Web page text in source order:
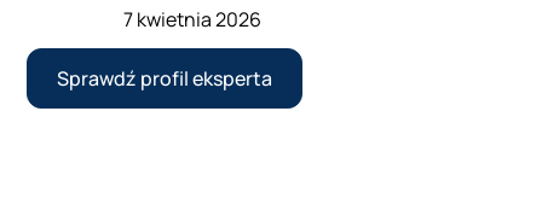
7 kwietnia 2026
Sprawdź profil eksperta